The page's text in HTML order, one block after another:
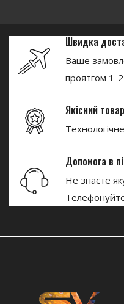
Швидка
Ваше
проятгом 1-2
Якісний товар
Допомога в
Не знаєте